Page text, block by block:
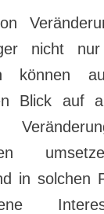
nicht
können
Blick auf
in solchen